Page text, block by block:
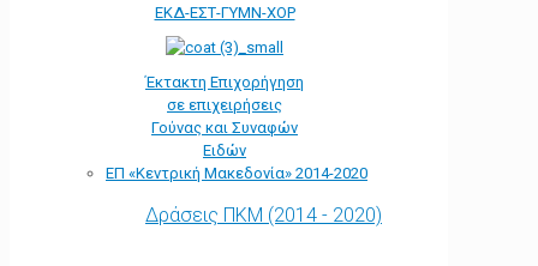
ΕΚΔ-ΕΣΤ-ΓΥΜΝ-ΧΟΡ
Έκτακτη Επιχορήγηση
σε επιχειρήσεις
Γούνας και Συναφών
Ειδών
ΕΠ «Kεντρική Μακεδονία» 2014-2020
Δράσεις ΠΚΜ (2014 - 2020)